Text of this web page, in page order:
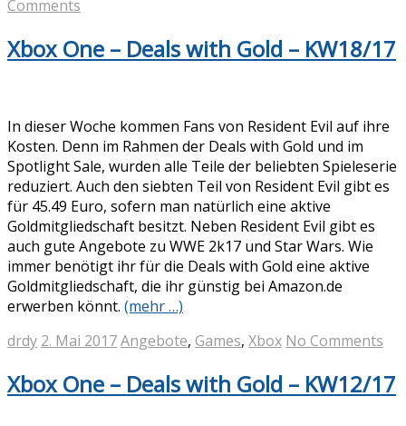
Comments
Xbox One – Deals with Gold – KW18/17
In dieser Woche kommen Fans von Resident Evil auf ihre
Kosten. Denn im Rahmen der Deals with Gold und im
Spotlight Sale, wurden alle Teile der beliebten Spieleserie
reduziert. Auch den siebten Teil von Resident Evil gibt es
für 45.49 Euro, sofern man natürlich eine aktive
Goldmitgliedschaft besitzt. Neben Resident Evil gibt es
auch gute Angebote zu WWE 2k17 und Star Wars. Wie
immer benötigt ihr für die Deals with Gold eine aktive
Goldmitgliedschaft, die ihr günstig bei Amazon.de
erwerben könnt. (mehr …)
drdy 2. Mai 2017Angebote, Games, Xbox No Comments
Xbox One – Deals with Gold – KW12/17